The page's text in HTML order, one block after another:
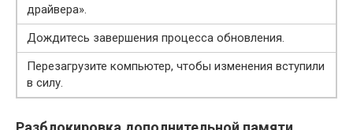
драйвера».
Дождитесь завершения процесса обновления.
Перезагрузите компьютер, чтобы изменения вступили
в силу.